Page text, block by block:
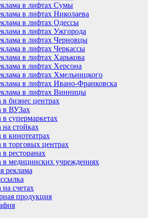
в лифтах Сумы
в лифтах Николаева
в лифтах Одессы
в лифтах Ужгорода
в лифтах Черновцы
в лифтах Черкассы
в лифтах Харькова
в лифтах Херсона
в лифтах Хмельницкого
в лифтах Ивано-Франковска
в лифтах Винницы
в бизнес центрах
в ВУЗах
в супермаркетах
на стойках
в кинотеатрах
в торговых центрах
в ресторанах
в медицинских учреждениях
реклама
на счетах
продукция